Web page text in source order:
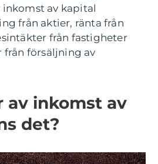
av kapital
från aktier, ränta från
från fastigheter
försäljning av
av inkomst av
det?